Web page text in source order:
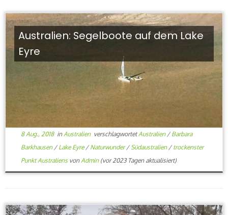
Australien: Segelboote auf dem Lake
Eyre
8 Aug., 2018in Australien verschlagwortetAustralien / Barbara
Barkhausen / Lake Eyre / Naturwunder/ Südaustralien / trockenster
Punkt Australiens von Admin(vor 2023 Tagen aktualisiert)